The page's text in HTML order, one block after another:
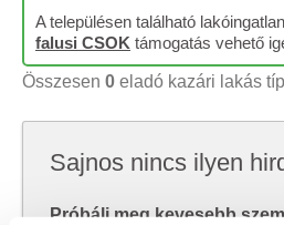
A településen található
falusi CSOK támogatás vehető
Összesen 0 eladó kazári lakás
Sajnos nincs ilyen
Próbálj meg kevesebb